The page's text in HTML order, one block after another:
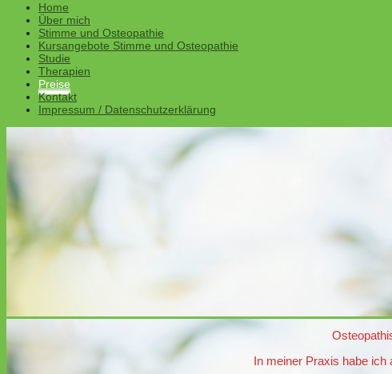
Home
Über mich
Stimme und Osteopathie
Kursangebote Stimme und Osteopathie
Studie
Therapien
Preise
Kontakt
Impressum / Datenschutzerklärung
In meiner Praxis habe ich